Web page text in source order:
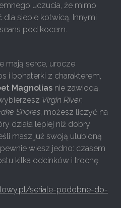
uczucia, że mimo
siebie kotwicą. Innymi
pod kocem.
mają serce, urocze
i bohaterki z charakterem,
Magnolias nie zawiodą.
Virgin River,
Shores, możesz liczyć na
działa lepiej niż dobry
masz już swoją ulubioną
wiesz jedno: czasem
kilka odcinków i trochę
seriale-podobne-do-